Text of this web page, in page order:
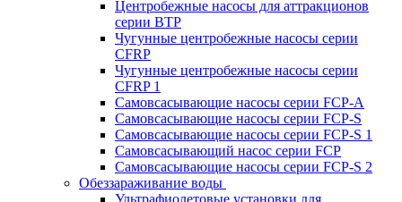
Центробежные насосы для аттракционов
серии BTP
Чугунные центробежные насосы серии
CFRP
Чугунные центробежные насосы серии
CFRP 1
Самовсасывающие насосы серии FCP-A
Самовсасывающие насосы серии FCP-S
Самовсасывающие насосы серии FCP-S 1
Самовсасывающий насос серии FCP
Самовсасывающие насосы серии FCP-S 2
Обеззараживание воды
Ультрафиолетовые установки для